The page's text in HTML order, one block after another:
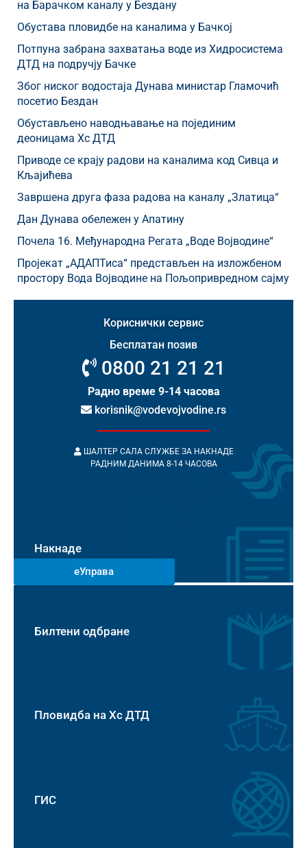
на Барачком каналу у Бездану
Обустава пловидбе на каналима у Бачкој
Потпуна забрана захватања воде из Хидросистема
ДТД на подручју Бачке
Због ниског водостаја Дунава министар Гламочић
посетио Бездан
Обустављено наводњавање на појединим
деоницама Хс ДТД
Приводе се крају радови на каналима код Сивца и
Кљајићева
Завршена друга фаза радова на каналу „Златица“
Дан Дунава обележен у Апатину
Почела 16. Међународна Регата „Воде Војводине“
Пројекат „АДАПТиса“ представљен на изложбеном
простору Вода Војводине на Пољопривредном сајму
Кориснички сервис
Бесплатан позив
0800 21 21 21
Радно време 9-14 часова
korisnik@vodevojvodine.rs
ШАЛТЕР САЛА СЛУЖБЕ ЗА НАКНАДЕ
РАДНИМ ДАНИМА 8-14 ЧАСОВА
Накнаде
еУправа
Билтени одбране
Пловидба на Хс ДТД
ГИС